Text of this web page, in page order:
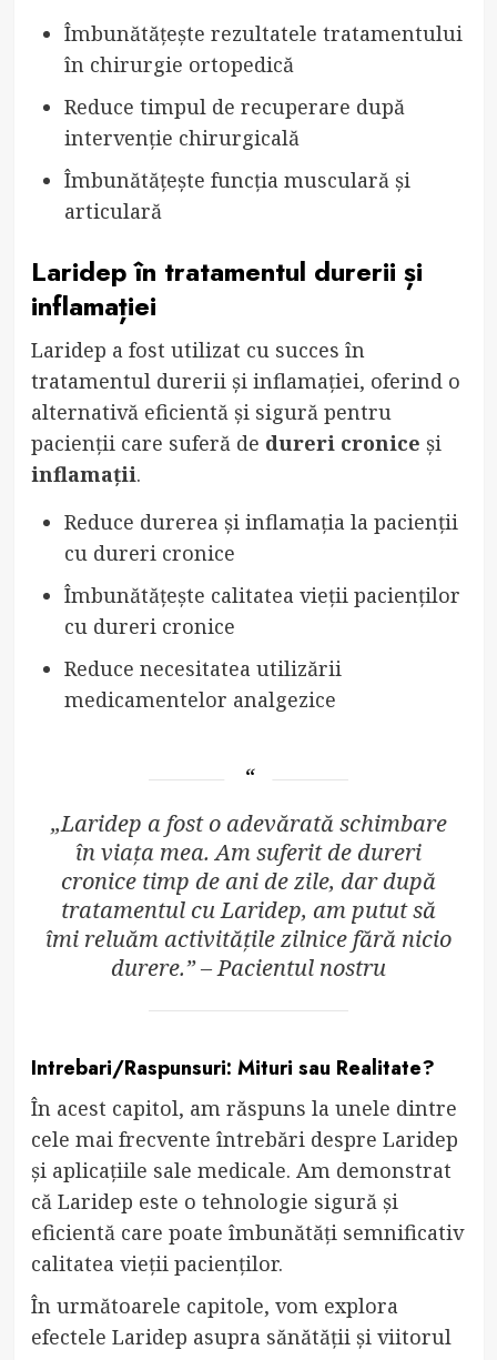
Îmbunătățește rezultatele tratamentului
în chirurgie ortopedică
Reduce timpul de recuperare după
intervenție chirurgicală
Îmbunătățește funcția musculară și
articulară
Laridep în tratamentul durerii și
inflamației
Laridep a fost utilizat cu succes în
tratamentul durerii și inflamației, oferind o
alternativă eficientă și sigură pentru
pacienții care suferă de dureri cronice și
inflamații.
Reduce durerea și inflamația la pacienții
cu dureri cronice
Îmbunătățește calitatea vieții pacienților
cu dureri cronice
Reduce necesitatea utilizării
medicamentelor analgezice
„Laridep a fost o adevărată schimbare
în viața mea. Am suferit de dureri
cronice timp de ani de zile, dar după
tratamentul cu Laridep, am putut să
îmi reluăm activitățile zilnice fără nicio
durere.” – Pacientul nostru
Intrebari/Raspunsuri: Mituri sau Realitate?
În acest capitol, am răspuns la unele dintre
cele mai frecvente întrebări despre Laridep
și aplicațiile sale medicale. Am demonstrat
că Laridep este o tehnologie sigură și
eficientă care poate îmbunătăți semnificativ
calitatea vieții pacienților.
În următoarele capitole, vom explora
efectele Laridep asupra sănătății și viitorul